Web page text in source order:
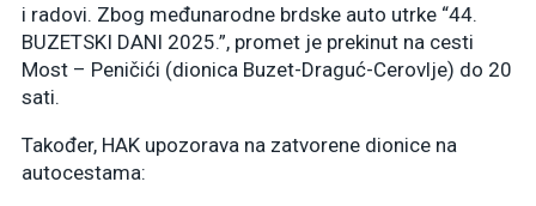
i radovi. Zbog međunarodne brdske auto utrke “44.
BUZETSKI DANI 2025.”, promet je prekinut na cesti
Most – Peničići (dionica Buzet-Draguć-Cerovlje) do 20
sati.
Također, HAK upozorava na zatvorene dionice na
autocestama: